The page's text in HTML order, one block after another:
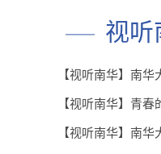
视听
【视听南华】南
【视听南华】青春
【视听南华】南